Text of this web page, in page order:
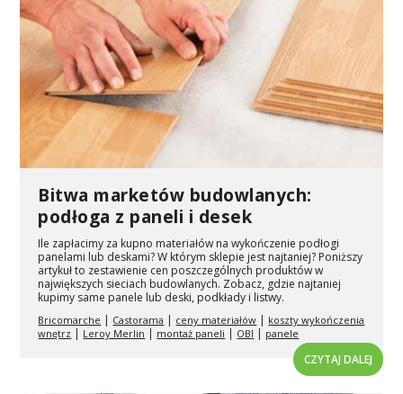
Bitwa marketów budowlanych:
podłoga z paneli i desek
Ile zapłacimy za kupno materiałów na wykończenie podłogi
panelami lub deskami? W którym sklepie jest najtaniej? Poniższy
artykuł to zestawienie cen poszczególnych produktów w
największych sieciach budowlanych. Zobacz, gdzie najtaniej
kupimy same panele lub deski, podkłady i listwy.
Bricomarche | Castorama | ceny materiałów | koszty wykończenia
wnętrz | Leroy Merlin | montaż paneli | OBI | panele
CZYTAJ DALEJ